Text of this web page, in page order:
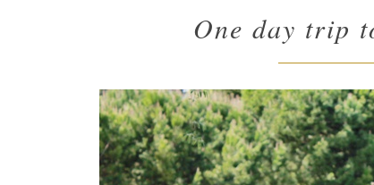
One day trip